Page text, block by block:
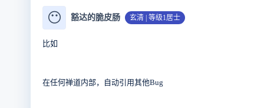
😶 豁达的脆皮肠 玄清 | 等级1居士
比如
在任何禅道内部，自动引用其他Bug